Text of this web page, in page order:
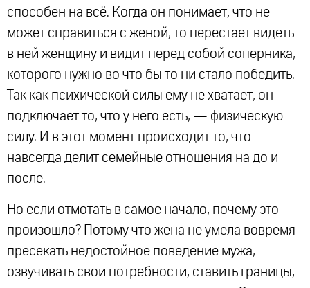
способен на всё. Когда он понимает, что не
может справиться с женой, то перестает видеть
в ней женщину и видит перед собой соперника,
которого нужно во что бы то ни стало победить.
Так как психической силы ему не хватает, он
подключает то, что у него есть, — физическую
силу. И в этот момент происходит то, что
навсегда делит семейные отношения на до и
после.
Но если отмотать в самое начало, почему это
произошло? Потому что жена не умела вовремя
пресекать недостойное поведение мужа,
озвучивать свои потребности, ставить границы,